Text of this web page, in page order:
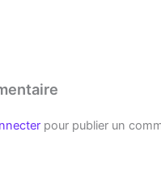
pour publier un